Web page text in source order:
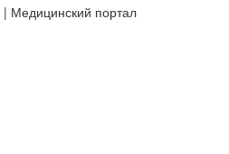
| Медицинский портал